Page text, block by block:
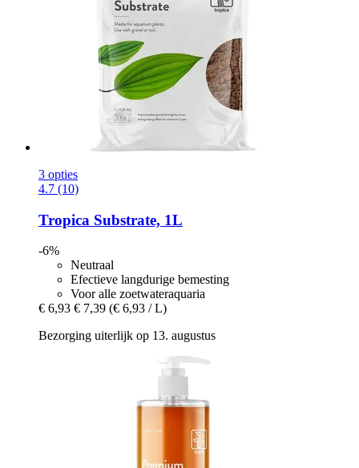
3 opties
4.7 (10)
Tropica Substrate, 1L
-6%
Neutraal
Efectieve langdurige bemesting
Voor alle zoetwateraquaria
€ 6,93 € 7,39 (€ 6,93 / L)
Bezorging uiterlijk op 13. augustus